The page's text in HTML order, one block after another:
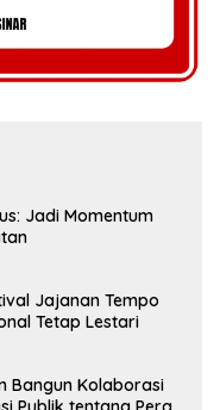
Jadi Momentum
Jajanan Tempo
Tetap Lestari
Bangun Kolaborasi